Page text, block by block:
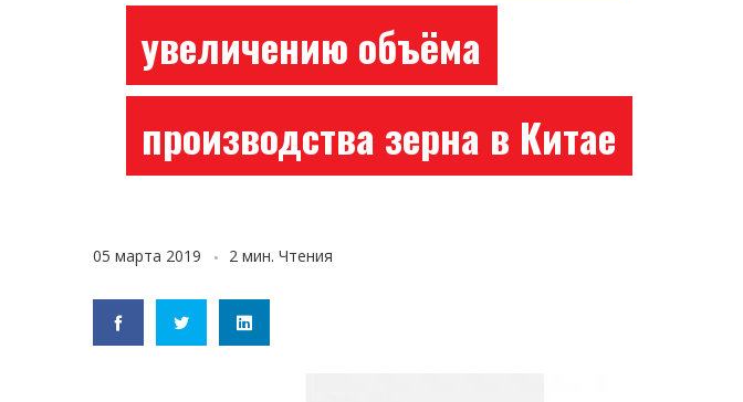
увеличению объёма
производства зерна в Китае
05 марта 2019 2 мин. Чтения